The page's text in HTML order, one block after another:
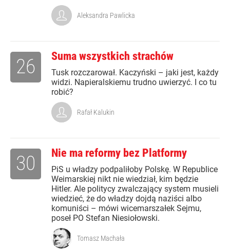
Aleksandra Pawlicka
Suma wszystkich strachów
Tusk rozczarował. Kaczyński – jaki jest, każdy
widzi. Napieralskiemu trudno uwierzyć. I co tu
robić?
26
Rafał Kalukin
Nie ma reformy bez Platformy
PiS u władzy podpaliłoby Polskę. W Republice
Weimarskiej nikt nie wiedział, kim będzie
Hitler. Ale politycy zwalczający system musieli
wiedzieć, że do władzy dojdą naziści albo
komuniści – mówi wicemarszałek Sejmu,
poseł PO Stefan Niesiołowski.
30
Tomasz Machała